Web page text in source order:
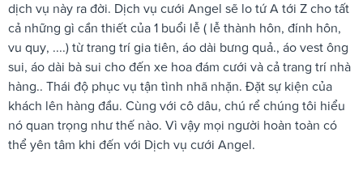
dịch vụ này ra đời. Dịch vụ cưới Angel sẽ lo tứ A tới Z cho tất
cả những gì cần thiết của 1 buổi lễ ( lễ thành hôn, đính hôn,
vu quy, ....) từ trang trí gia tiên, áo dài bưng quả., áo vest ông
sui, áo dài bà sui cho đến xe hoa đám cưới và cả trang trí nhà
hàng.. Thái độ phục vụ tận tình nhã nhặn. Đặt sự kiện của
khách lên hàng đầu. Cùng với cô dâu, chú rể chúng tôi hiểu
nó quan trọng như thế nào. Vì vậy mọi người hoàn toàn có
thể yên tâm khi đến với Dịch vụ cưới Angel.